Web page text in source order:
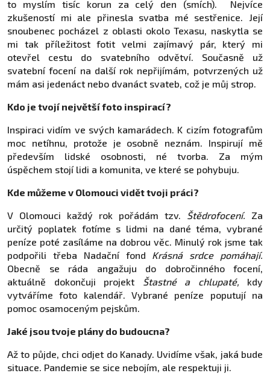
to myslím tisíc korun za celý den (smích). Nejvíce
zkušeností mi ale přinesla svatba mé sestřenice. Její
snoubenec pocházel z oblasti okolo Texasu, naskytla se
mi tak příležitost fotit velmi zajímavý pár, který mi
otevřel cestu do svatebního odvětví. Současně už
svatební focení na další rok nepřijímám, potvrzených už
mám asi jedenáct nebo dvanáct svateb, což je můj strop.
Kdo je tvojí největší foto inspirací?
Inspiraci vidím ve svých kamarádech. K cizím fotografům
moc netíhnu, protože je osobně neznám. Inspirují mě
především lidské osobnosti, né tvorba. Za mým
úspěchem stojí lidi a komunita, ve které se pohybuju.
Kde můžeme v Olomouci vidět tvoji práci?
V Olomouci každý rok pořádám tzv. Štědrofocení. Za
určitý poplatek fotíme s lidmi na dané téma, vybrané
peníze poté zasíláme na dobrou věc. Minulý rok jsme tak
podpořili třeba Nadační fond Krásná srdce pomáhají.
Obecně se ráda angažuju do dobročinného focení,
aktuálně dokončuji projekt Štastné a chlupaté, kdy
vytváříme foto kalendář. Vybrané peníze poputují na
pomoc osamoceným pejskům.
Jaké jsou tvoje plány do budoucna?
Až to půjde, chci odjet do Kanady. Uvidíme však, jaká bude
situace. Pandemie se sice nebojím, ale respektuji ji.